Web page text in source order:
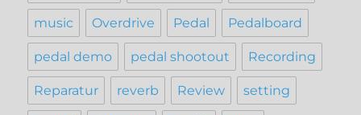
music Overdrive Pedal Pedalboard
pedal demo pedal shootout Recording
Reparatur reverb Review setting